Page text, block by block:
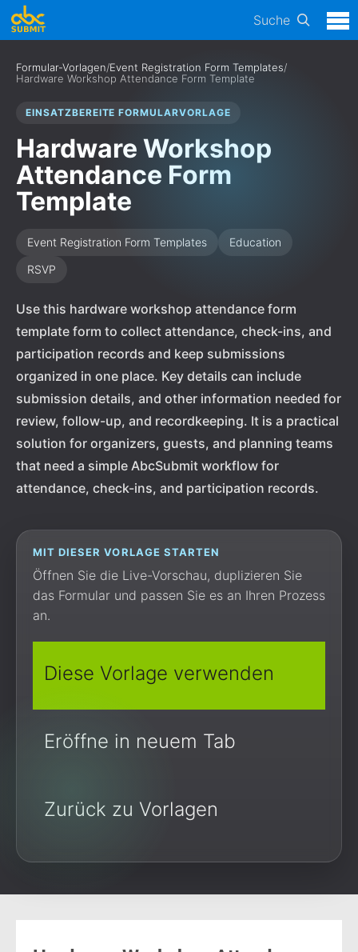
Suche
Formular-Vorlagen/Event Registration Form Templates/
Hardware Workshop Attendance Form Template
EINSATZBEREITE FORMULARVORLAGE
Hardware Workshop
Attendance Form
Template
Event Registration Form Templates
Education
RSVP
Use this hardware workshop attendance form
template form to collect attendance, check-ins, and
participation records and keep submissions
organized in one place. Key details can include
submission details, and other information needed for
review, follow-up, and recordkeeping. It is a practical
solution for organizers, guests, and planning teams
that need a simple AbcSubmit workflow for
attendance, check-ins, and participation records.
MIT DIESER VORLAGE STARTEN
Öffnen Sie die Live-Vorschau, duplizieren Sie
das Formular und passen Sie es an Ihren Prozess
an.
Diese Vorlage verwenden
Eröffne in neuem Tab
Zurück zu Vorlagen